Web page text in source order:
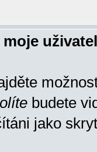
budete
jako